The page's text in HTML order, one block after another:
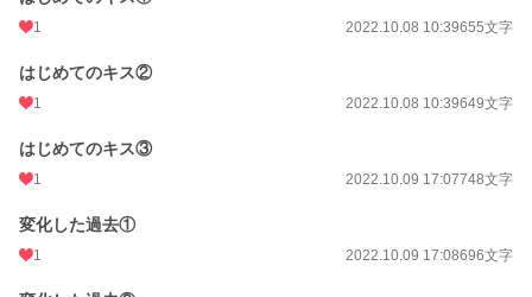
1 2022.10.08 10:39655文字
はじめてのキス②
1 2022.10.08 10:39649文字
はじめてのキス③
1 2022.10.09 17:07748文字
変化した過去①
1 2022.10.09 17:08696文字